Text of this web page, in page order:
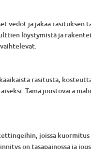
vedot ja jakaa rasituksen
löystymistä ja
rasitusta,
Tämä joustovara
joissa kuormitus
on tasapainossa ja